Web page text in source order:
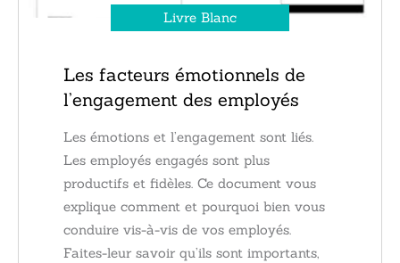
Livre Blanc
Les facteurs émotionnels de
l’engagement des employés
Les émotions et l’engagement sont liés.
Les employés engagés sont plus
productifs et fidèles. Ce document vous
explique comment et pourquoi bien vous
conduire vis-à-vis de vos employés.
Faites-leur savoir qu’ils sont importants,